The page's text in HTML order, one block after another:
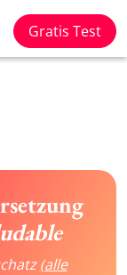
Gratis Test
(alle